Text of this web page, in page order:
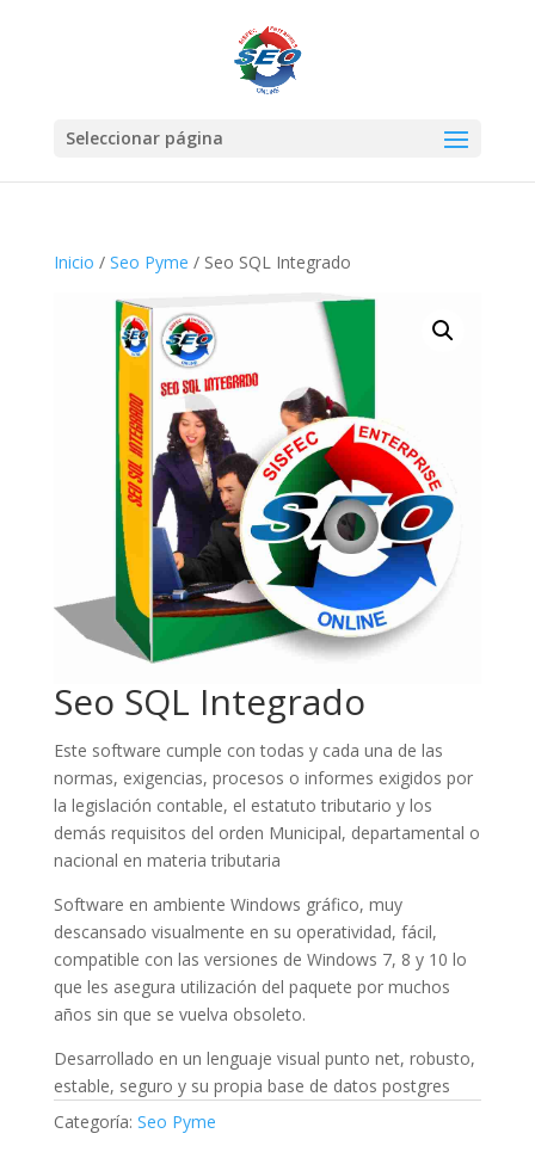
Seleccionar página
Inicio / Seo Pyme / Seo SQL Integrado
Seo SQL Integrado
Este software cumple con todas y cada una de las
normas, exigencias, procesos o informes exigidos por
la legislación contable, el estatuto tributario y los
demás requisitos del orden Municipal, departamental o
nacional en materia tributaria
Software en ambiente Windows gráfico, muy
descansado visualmente en su operatividad, fácil,
compatible con las versiones de Windows 7, 8 y 10 lo
que les asegura utilización del paquete por muchos
años sin que se vuelva obsoleto.
Desarrollado en un lenguaje visual punto net, robusto,
estable, seguro y su propia base de datos postgres
Categoría: Seo Pyme